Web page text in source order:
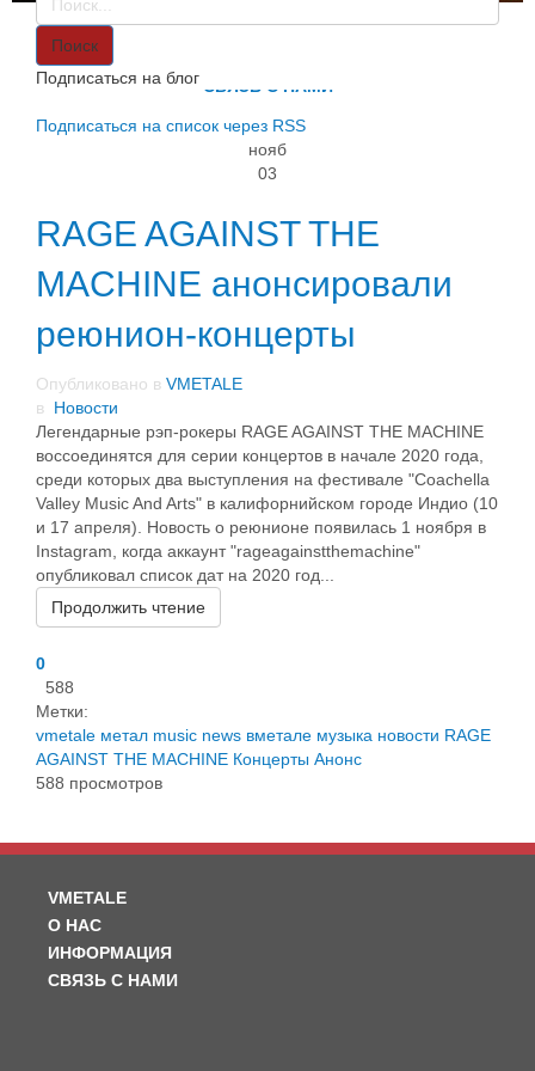
СВЯЗЬ С НАМИ
Поиск
Подписаться на блог
Подписаться на список через RSS
нояб
03
RAGE AGAINST THE
MACHINE анонсировали
реюнион-концерты
Опубликовано в VMETALE
в Новости
Легендарные рэп-рокеры RAGE AGAINST THE MACHINE
воссоединятся для серии концертов в начале 2020 года,
среди которых два выступления на фестивале "Coachella
Valley Music And Arts" в калифорнийском городе Индио (10
и 17 апреля). Новость о реюнионе появилась 1 ноября в
Instagram, когда аккаунт "rageagainstthemachine"
опубликовал список дат на 2020 год...
Продолжить чтение
0
588
Метки:
vmetale метал music news вметале музыка новости RAGE
AGAINST THE MACHINE Концерты Анонс
588 просмотров
VMETALE
О НАС
ИНФОРМАЦИЯ
СВЯЗЬ С НАМИ